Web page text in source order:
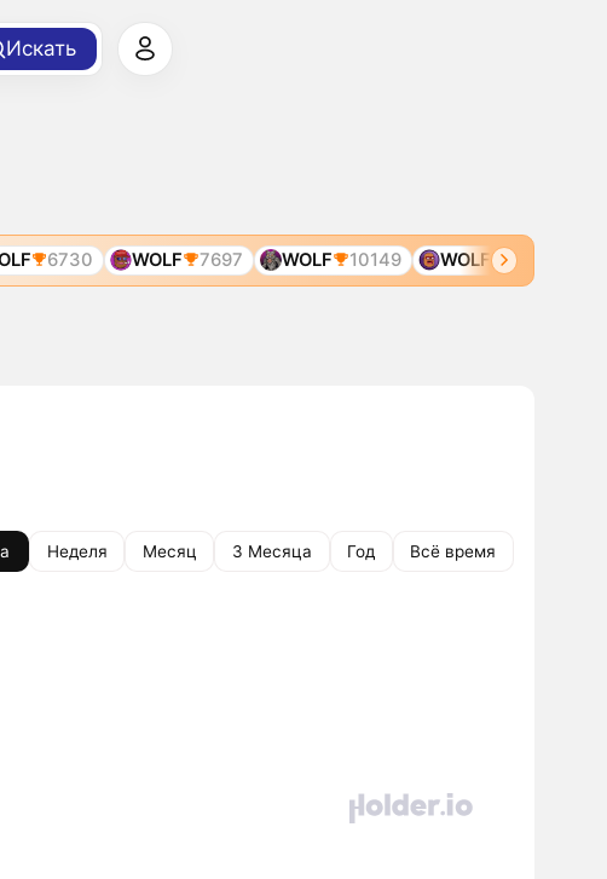
Искать
6730 WOLF 7697 WOLF 10149 WOLF 1517
Неделя Месяц 3 Месяца Год Всё время